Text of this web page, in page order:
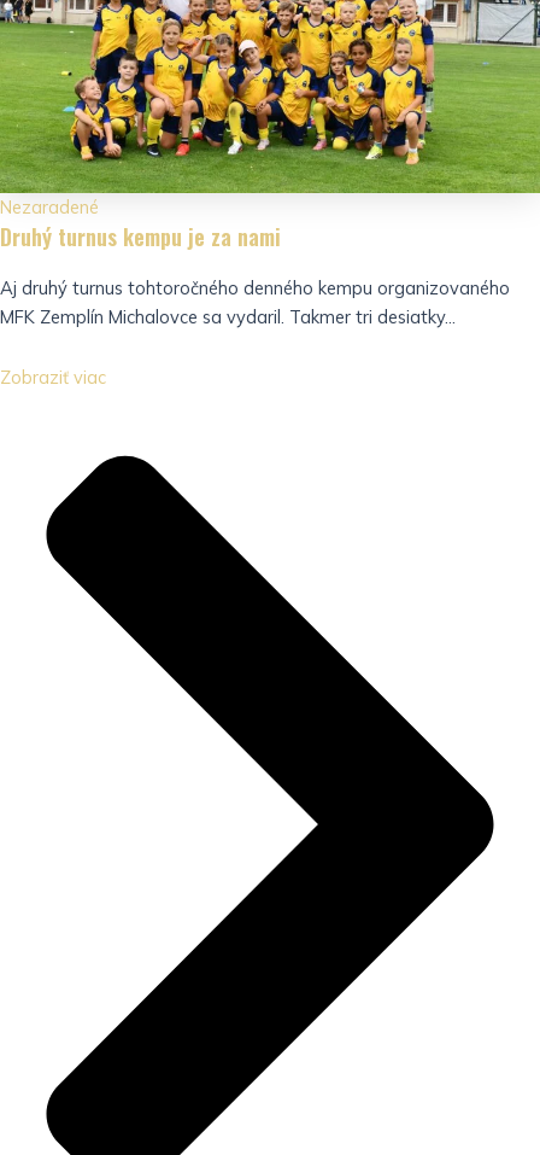
Nezaradené
Druhý turnus kempu je za nami
Aj druhý turnus tohtoročného denného kempu organizovaného
MFK Zemplín Michalovce sa vydaril. Takmer tri desiatky...
Zobraziť viac